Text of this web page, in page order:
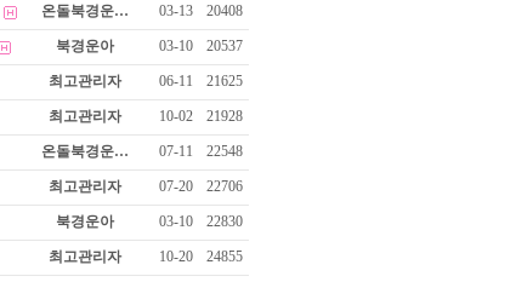
온돌북경운… 03-13 20408
북경운아 03-10 20537
최고관리자 06-11 21625
최고관리자 10-02 21928
온돌북경운… 07-11 22548
최고관리자 07-20 22706
북경운아 03-10 22830
최고관리자 10-20 24855